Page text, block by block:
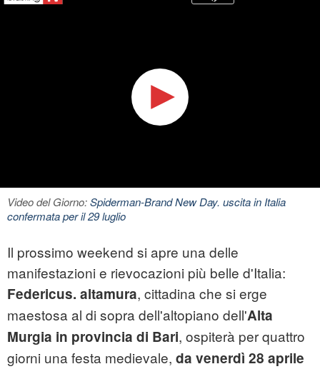
Video del Giorno:Spiderman-Brand New Day. uscita in Italia
confermata per il 29 luglio
Il prossimo weekend si apre una delle
manifestazioni e rievocazioni più belle d'Italia:
Federicus. altamura, cittadina che si erge
maestosa al di sopra dell'altopiano dell'Alta
Murgia in provincia di Bari, ospiterà per quattro
giorni una festa medievale, da venerdì 28 aprile